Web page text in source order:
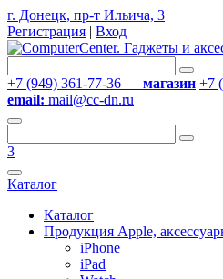
г. Донецк, пр-т Ильича, 3
Регистрация | Вход
+7 (949) 361-77-36 — магазин +7
email: mail@cc-dn.ru
3
Каталог
Каталог
Продукция Apple,
iPhone
iPad